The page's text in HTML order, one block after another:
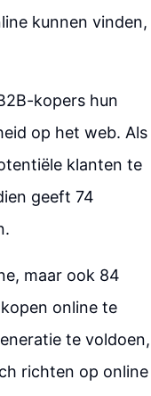
kunnen vinden,
kopers hun
op het web. Als
klanten te
geeft 74
maar ook 84
online te
te voldoen,
richten op online